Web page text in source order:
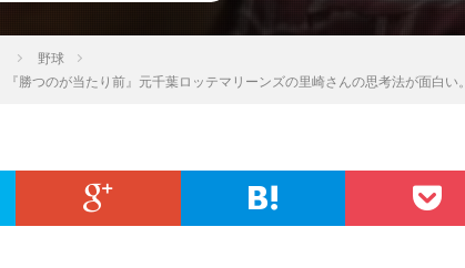
野球
勝つのが当たり前』元千葉ロッテマリーンズの里崎さんの思考法が面白い。